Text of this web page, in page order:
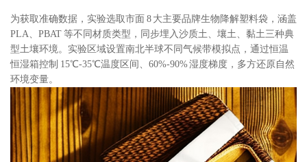
为获取准确数据，实验选取市面 8 大主要品牌生物降解塑料袋，涵盖
PLA、PBAT 等不同材质类型，同步埋入沙质土、壤土、黏土三种典
型土壤环境。实验区域设置南北半球不同气候带模拟点，通过恒温
恒湿箱控制 15℃-35℃温度区间、60%-90% 湿度梯度，多方还原自然
环境变量。